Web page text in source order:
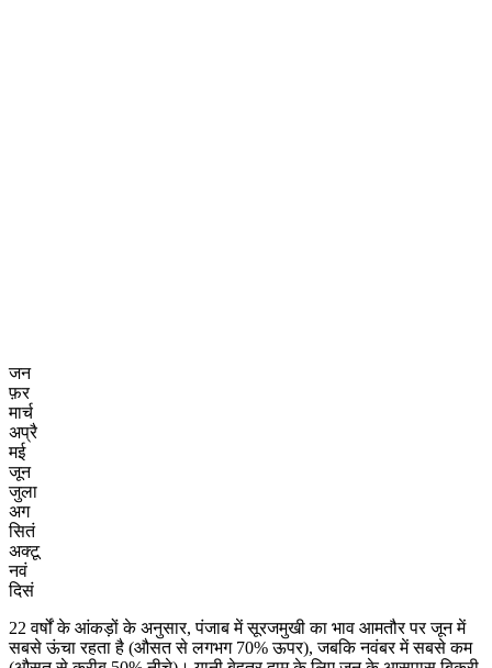
जन
फ़र
मार्च
अप्रै
मई
जून
जुला
अग
सितं
अक्टू
नवं
दिसं
22 वर्षों के आंकड़ों के अनुसार, पंजाब में सूरजमुखी का भाव आमतौर पर जून में
सबसे ऊंचा रहता है (औसत से लगभग 70% ऊपर), जबकि नवंबर में सबसे कम